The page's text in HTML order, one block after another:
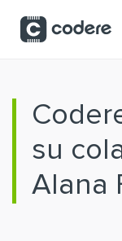
su
Alana